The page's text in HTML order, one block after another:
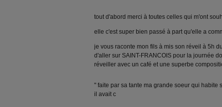
tout d'abord merci à toutes celles qui m'ont
elle c'est super bien passé à part qu'elle a
je vous raconte mon fils à mis son réveil à 5h
d'aller sur SAINT-FRANCOIS pour la journée
réveiller avec un café et une superbe
" faite par sa tante ma grande soeur qui habite
il avait c